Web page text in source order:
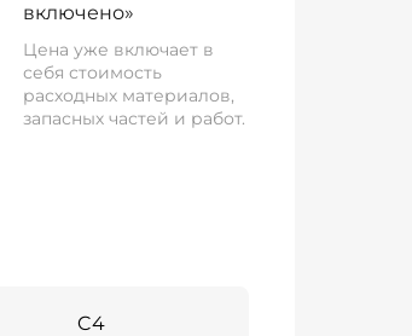
включено»
Цена уже включает в
себя стоимость
расходных материалов,
запасных частей и работ.
C4